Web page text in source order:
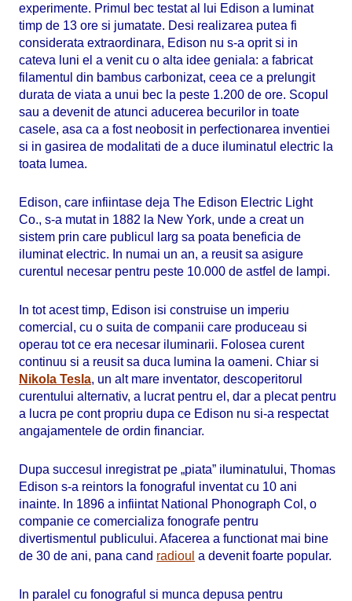
experimente. Primul bec testat al lui Edison a luminat
timp de 13 ore si jumatate. Desi realizarea putea fi
considerata extraordinara, Edison nu s-a oprit si in
cateva luni el a venit cu o alta idee geniala: a fabricat
filamentul din bambus carbonizat, ceea ce a prelungit
durata de viata a unui bec la peste 1.200 de ore. Scopul
sau a devenit de atunci aducerea becurilor in toate
casele, asa ca a fost neobosit in perfectionarea inventiei
si in gasirea de modalitati de a duce iluminatul electric la
toata lumea.
Edison, care infiintase deja The Edison Electric Light
Co., s-a mutat in 1882 la New York, unde a creat un
sistem prin care publicul larg sa poata beneficia de
iluminat electric. In numai un an, a reusit sa asigure
curentul necesar pentru peste 10.000 de astfel de lampi.
In tot acest timp, Edison isi construise un imperiu
comercial, cu o suita de companii care produceau si
operau tot ce era necesar iluminarii. Folosea curent
continuu si a reusit sa duca lumina la oameni. Chiar si
Nikola Tesla, un alt mare inventator, descoperitorul
curentului alternativ, a lucrat pentru el, dar a plecat pentru
a lucra pe cont propriu dupa ce Edison nu si-a respectat
angajamentele de ordin financiar.
Dupa succesul inregistrat pe „piata” iluminatului, Thomas
Edison s-a reintors la fonograful inventat cu 10 ani
inainte. In 1896 a infiintat National Phonograph Col, o
companie ce comercializa fonografe pentru
divertismentul publicului. Afacerea a functionat mai bine
de 30 de ani, pana cand radioul a devenit foarte popular.
In paralel cu fonograful si munca depusa pentru